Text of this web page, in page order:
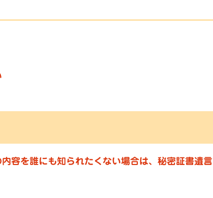
容を誰にも知られたくない場合は、秘密証書遺言